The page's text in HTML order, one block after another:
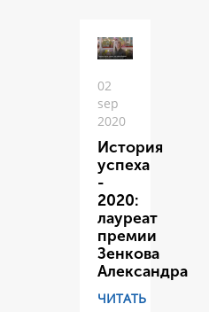
02
sep
2020
История
успеха
-
2020:
лауреат
премии
Зенкова
Александра
ЧИТАТЬ